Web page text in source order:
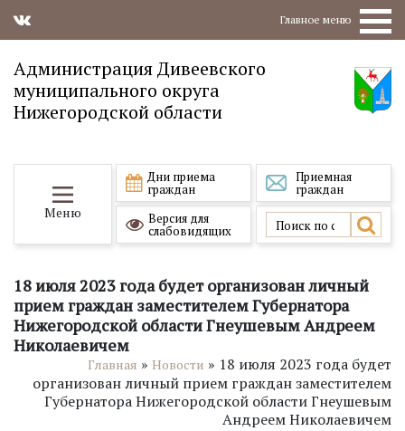
Главное меню
Администрация Дивеевского
муниципального округа
Нижегородской области
Меню
Дни приема
граждан
Приемная
граждан
Версия для
слабовидящих
18 июля 2023 года будет организован личный
прием граждан заместителем Губернатора
Нижегородской области Гнеушевым Андреем
Николаевичем
Главная » Новости » 18 июля 2023 года будет
организован личный прием граждан заместителем
Губернатора Нижегородской области Гнеушевым
Андреем Николаевичем